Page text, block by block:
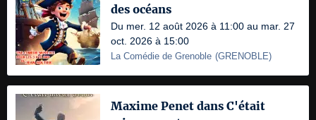
des océans
Du mer. 12 août 2026 à 11:00 au mar. 27
oct. 2026 à 15:00
La Comédie de Grenoble (GRENOBLE)
Maxime Penet dans C'était